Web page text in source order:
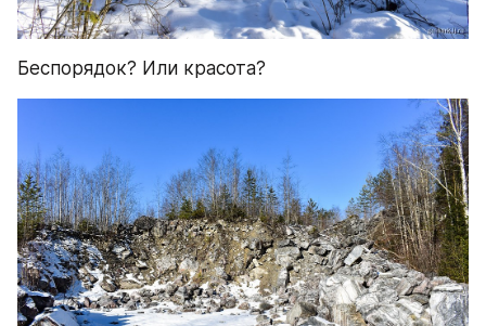
Беспорядок? Или красота?